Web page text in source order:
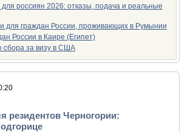
россиян 2026: отказы, подача и реальные
для граждан России, проживающих в Румынии
России в Каире (Египет)
сбора за визу в США
резидентов Черногории: